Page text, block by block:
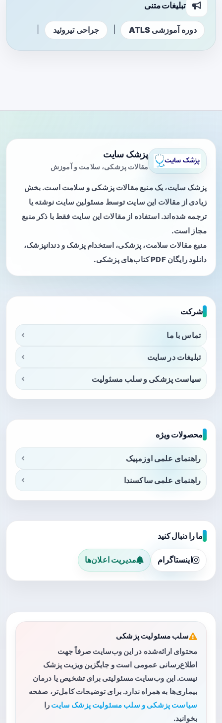
تبلیغات متنی
دوره آموزشی ATLS جراحی تیروئید
پزشک سایت
مقالات پزشکی، سلامت و آموزش
پزشک سایت، یک منبع مقالات پزشکی و سلامت است. بخش
زیادی از مقالات این سایت توسط مسئولین سایت نوشته یا
ترجمه شده‌اند. استفاده از مقالات این سایت فقط با ذکر منبع
مجاز است.
منبع مقالات سلامت، پزشکی، استخدام پزشک و دندانپزشک،
دانلود رایگان PDF کتاب‌های پزشکی.
شرکت
تماس با ما
تبلیغات در سایت
سیاست پزشکی و سلب مسئولیت
محصولات ویژه
راهنمای علمی اوزمپیک
راهنمای علمی ساکسندا
ما را دنبال کنید
اینستاگرام مدیریت اعلان‌ها
سلب مسئولیت پزشکی
محتوای ارائه‌شده در این وب‌سایت صرفاً جهت
اطلاع‌رسانی عمومی است و جایگزین ویزیت پزشک
نیست. این وب‌سایت مسئولیتی برای تشخیص یا درمان
بیماری‌ها به همراه ندارد. برای توضیحات کامل‌تر، صفحه
سیاست پزشکی و سلب مسئولیت پزشک سایت را
بخوانید.